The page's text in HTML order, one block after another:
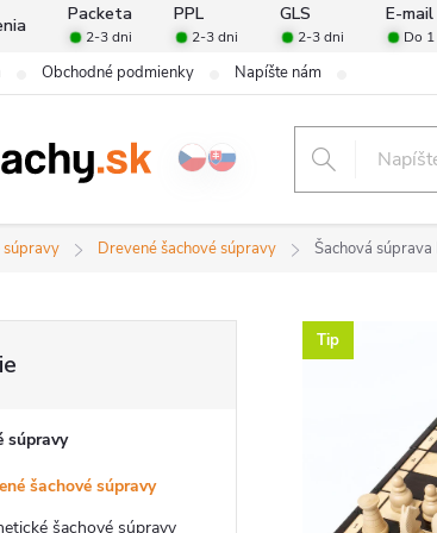
Packeta PPL GLS E-
2-3 dni 2-3 dni 2-3 dni Do
Obchodné podmienky Napíšte nám
súpravy Drevené šachové súpravy Šachová
súpravy
šachové súpravy
šachové súpravy
Tip